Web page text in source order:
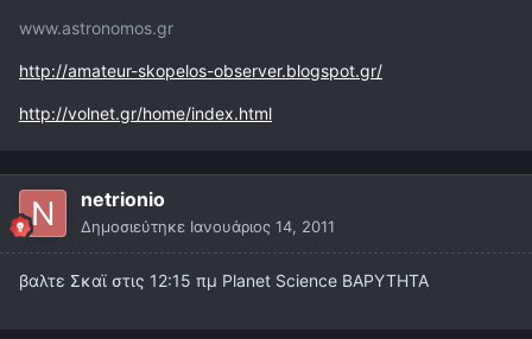
www.astronomos.gr
http://amateur-skopelos-observer.blogspot.gr/
http://volnet.gr/home/index.html
netrionio
Δημοσιεύτηκε Ιανουάριος 14, 2011
βαλτε Σκαϊ στις 12:15 πμ Planet Science ΒΑΡΥΤΗΤΑ